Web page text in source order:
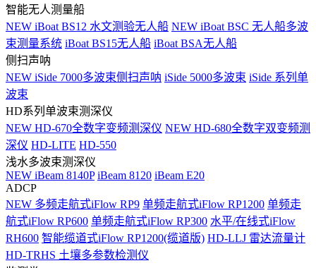
智能无人测量船
NEW iBoat BS12 水文测验无人船 NEW iBoat BSC 无人船多波
束测量系统 iBoat BS15无人船 iBoat BSA无人船
侧扫声呐
NEW iSide 7000多波束侧扫声呐 iSide 5000多波束 iSide 系列单
波束
HD系列单波束测深仪
NEW HD-670全数字变频测深仪 NEW HD-680全数字双变频测
深仪 HD-LITE HD-550
浅水多波束测深仪
NEW iBeam 8140P iBeam 8120 iBeam E20
ADCP
NEW 多频走航式iFlow RP9 单频走航式iFlow RP1200 单频走
航式iFlow RP600 单频走航式iFlow RP300 水平/在线式iFlow
RH600 智能缆道式iFlow RP1200(缆道版) HD-LLJ 雷达流量计
HD-TRHS 土壤多参数检测仪